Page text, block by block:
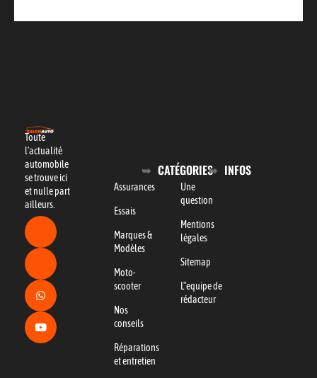
Toute
l’actualité
automobile
se trouve ici
et nulle part
ailleurs.
CATÉGORIES
Assurances
Essais
Marques &
Modèles
Moto-
scooter
Nos
conseils
Réparations
et entretien
INFOS
Une
question
Mentions
légales
Sitemap
L"equipe de
rédacteur